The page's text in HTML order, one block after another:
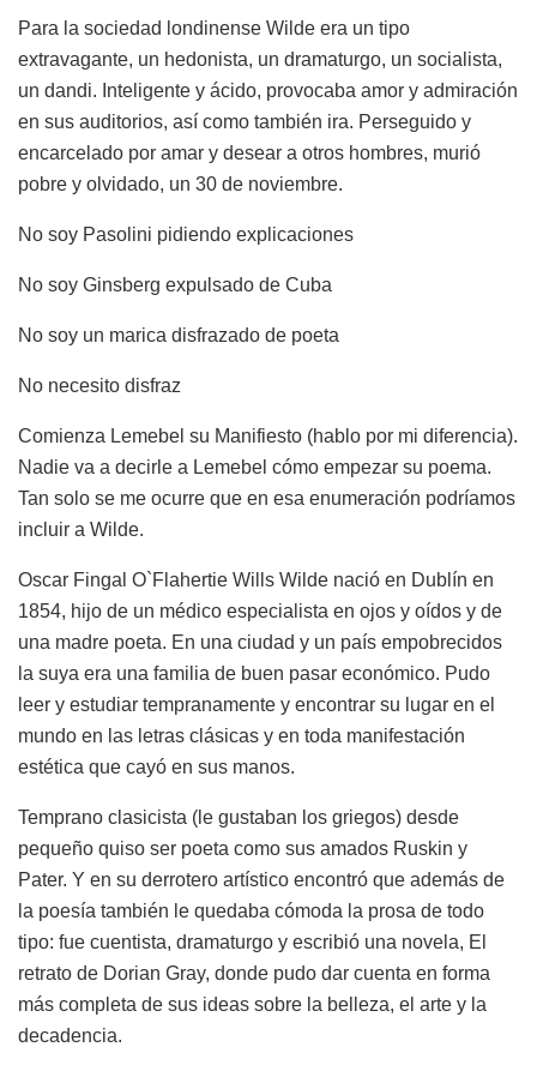
Para la sociedad londinense Wilde era un tipo
extravagante, un hedonista, un dramaturgo, un socialista,
un dandi. Inteligente y ácido, provocaba amor y admiración
en sus auditorios, así como también ira. Perseguido y
encarcelado por amar y desear a otros hombres, murió
pobre y olvidado, un 30 de noviembre.
No soy Pasolini pidiendo explicaciones
No soy Ginsberg expulsado de Cuba
No soy un marica disfrazado de poeta
No necesito disfraz
Comienza Lemebel su Manifiesto (hablo por mi diferencia).
Nadie va a decirle a Lemebel cómo empezar su poema.
Tan solo se me ocurre que en esa enumeración podríamos
incluir a Wilde.
Oscar Fingal O`Flahertie Wills Wilde nació en Dublín en
1854, hijo de un médico especialista en ojos y oídos y de
una madre poeta. En una ciudad y un país empobrecidos
la suya era una familia de buen pasar económico. Pudo
leer y estudiar tempranamente y encontrar su lugar en el
mundo en las letras clásicas y en toda manifestación
estética que cayó en sus manos.
Temprano clasicista (le gustaban los griegos) desde
pequeño quiso ser poeta como sus amados Ruskin y
Pater. Y en su derrotero artístico encontró que además de
la poesía también le quedaba cómoda la prosa de todo
tipo: fue cuentista, dramaturgo y escribió una novela, El
retrato de Dorian Gray, donde pudo dar cuenta en forma
más completa de sus ideas sobre la belleza, el arte y la
decadencia.